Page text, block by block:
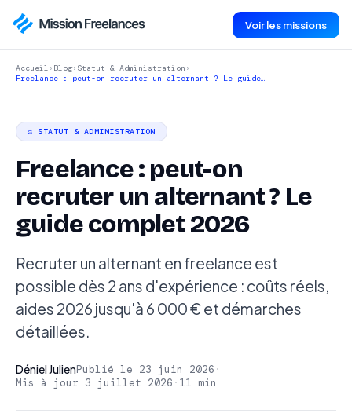
Voir les missions
Accueil › Blog› Statut & Administration ›
Freelance : peut-on recruter un alternant ? Le guide…
⚖️ STATUT & ADMINISTRATION
Freelance : peut-on
recruter un alternant ? Le
guide complet 2026
Recruter un alternant en freelance est
possible dès 2 ans d'expérience : coûts réels,
aides 2026 jusqu'à 6 000 € et démarches
détaillées.
Déniel JulienPublié le 23 juin 2026 ·
Mis à jour 3 juillet 2026 · 11 min